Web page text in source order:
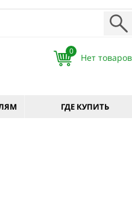
0
ГДЕ КУПИТЬ